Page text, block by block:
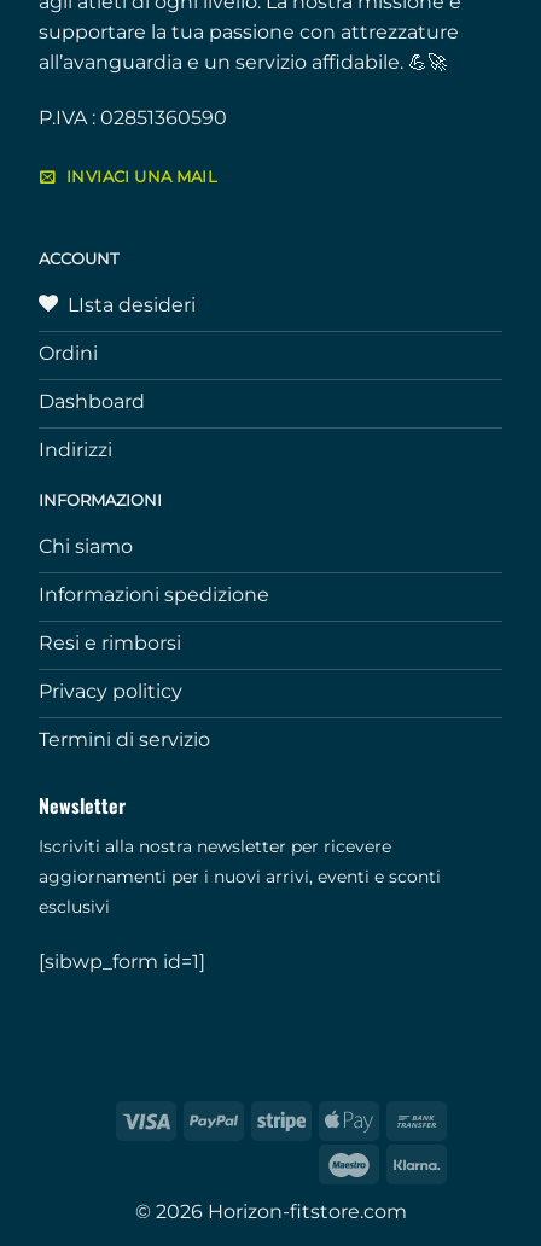
supportare la tua passione con attrezzature
all’avanguardia e un servizio affidabile. 💪🚀
P.IVA : 02851360590
INVIACI UNA MAIL
ACCOUNT
LIsta desideri
Ordini
Dashboard
Indirizzi
INFORMAZIONI
Chi siamo
Informazioni spedizione
Resi e rimborsi
Privacy politicy
Termini di servizio
Newsletter
Iscriviti alla nostra newsletter per ricevere
aggiornamenti per i nuovi arrivi, eventi e sconti
esclusivi
[sibwp_form id=1]
© 2026 Horizon-fitstore.com